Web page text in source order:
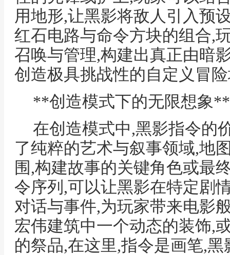
用地形,让黑影将敌人引入预
红石电路与命令方块的组合,
召唤与管理,构建出真正由暗
创造极具挑战性的自定义冒
**创造模式下的无限想象**
在创造模式中,黑影指令的
了纯粹的艺术与叙事领域,地
围,构建故事的关键角色或最
令序列,可以让黑影在特定剧
对话与事件,为玩家带来电影
宏伟建筑中一个动态的装饰,
的祭品,在这里,指令是画笔,